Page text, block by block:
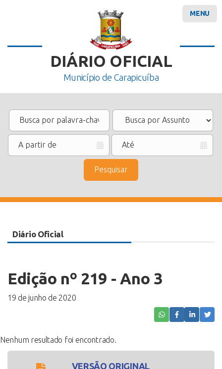
DIÁRIO OFICIAL
Município de Carapicuíba
Pesquisar
MENU
Diário Oficial
Edição nº 219 - Ano 3
19 de junho de 2020
Nenhum resultado foi encontrado.
VERSÃO ORIGINAL